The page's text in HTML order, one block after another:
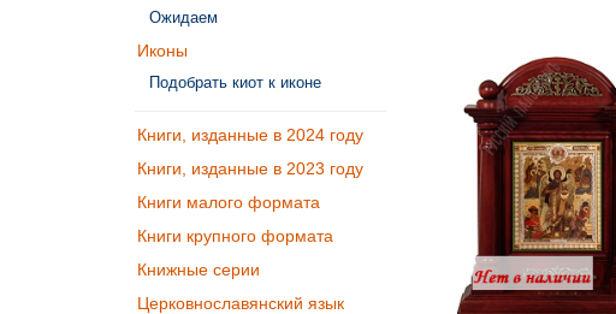
Ожидаем
Иконы
Подобрать киот к иконе
Книги, изданные в 2024 году
Книги, изданные в 2023 году
Книги малого формата
Книги крупного формата
Книжные серии
Церковнославянский язык